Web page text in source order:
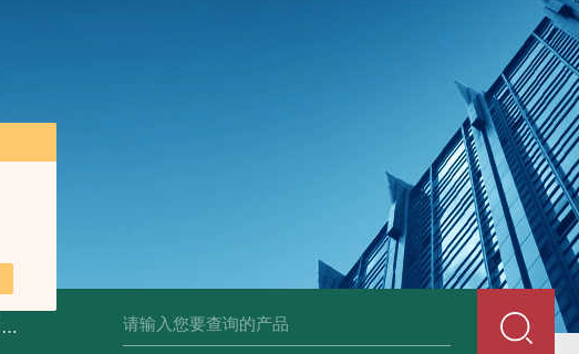
斑马鱼白介素12BELISA试剂盒发货及时 兔载脂蛋白B（apo-B）